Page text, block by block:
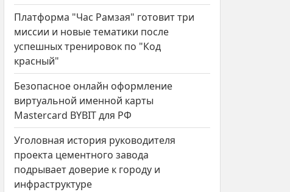
Платформа "Час Рамзая" готовит три
миссии и новые тематики после
успешных тренировок по "Код
красный"
Безопасное онлайн оформление
виртуальной именной карты
Mastercard BYBIT для РФ
Уголовная история руководителя
проекта цементного завода
подрывает доверие к городу и
инфраструктуре